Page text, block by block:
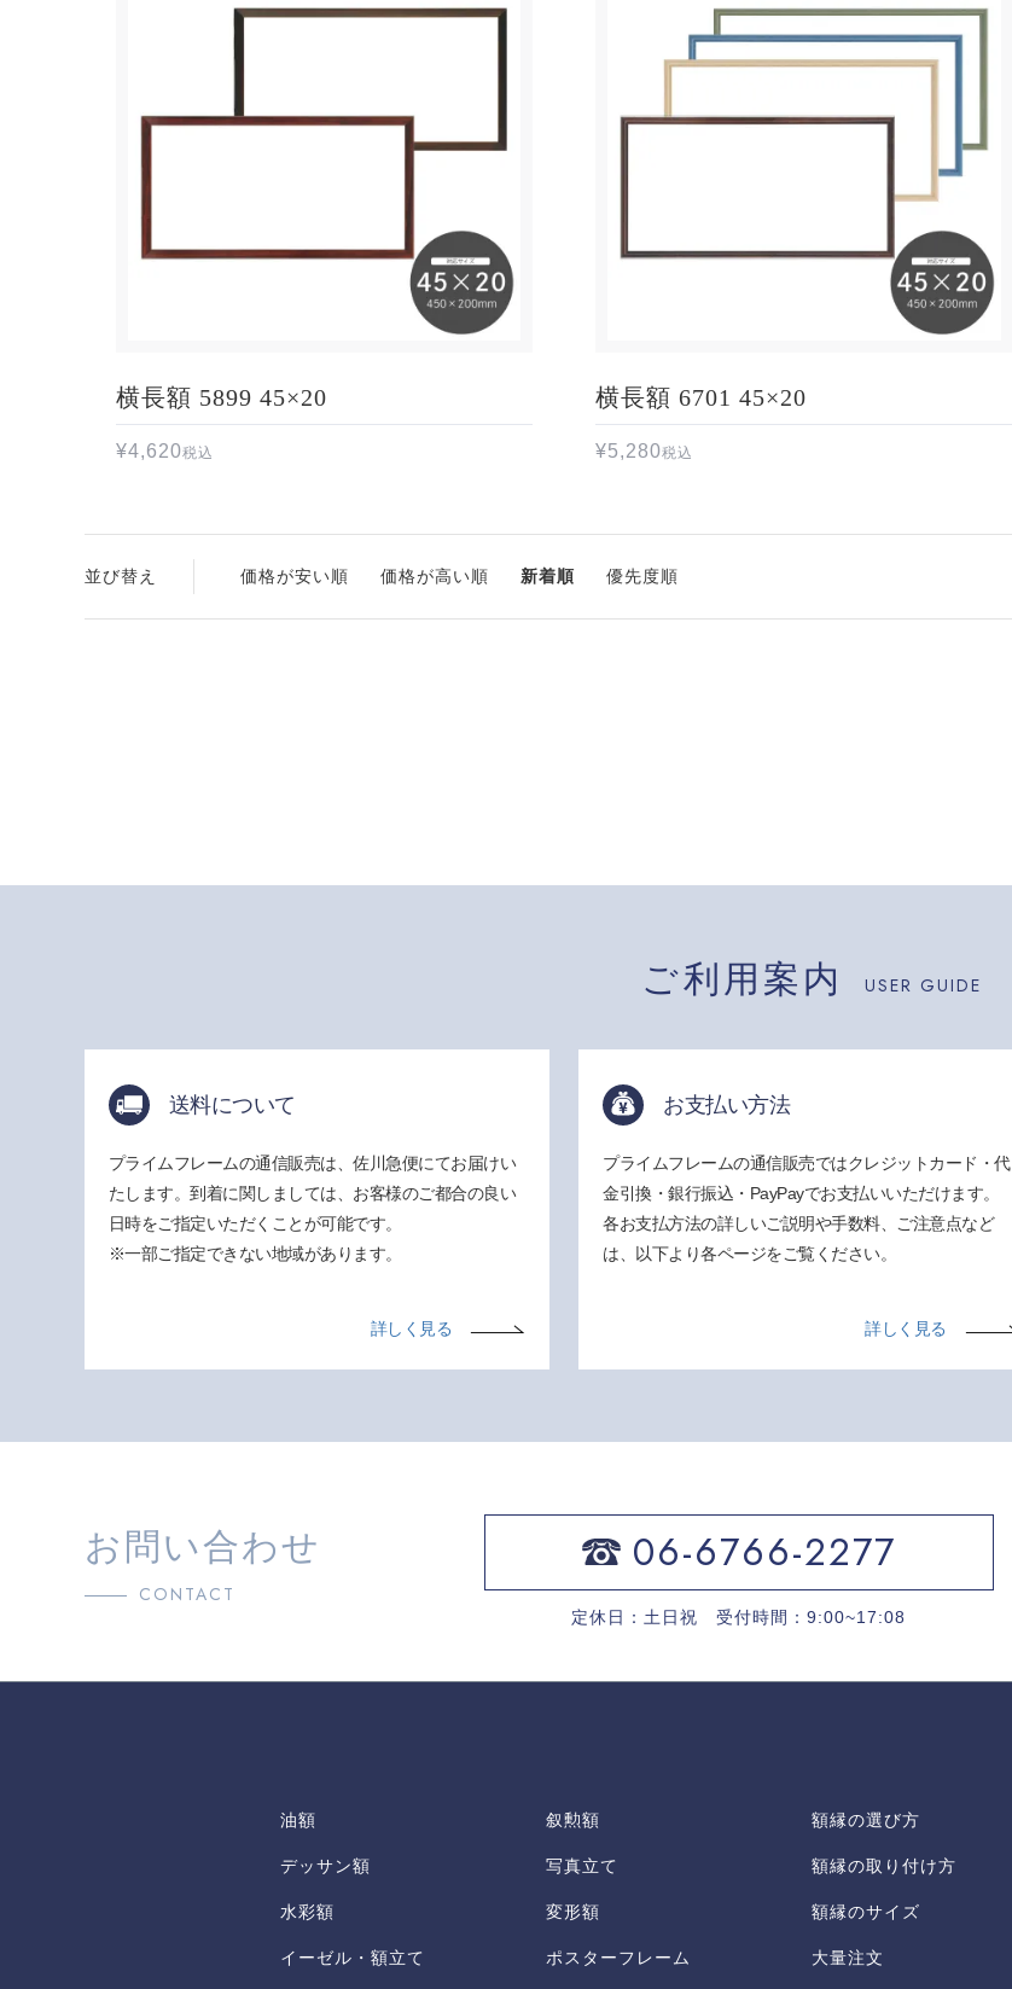
横長額 5899 45×20
¥4,620税込
横長額 6701 45×20
¥5,280税込
並び替え 価格が安い順 価格が高い順 新着順 優先度順
ご利用案内 USER GUIDE
送料について
プライムフレームの通信販売は、佐川急便にてお届けい
たします。到着に関しましては、お客様のご都合の良い
日時をご指定いただくことが可能です。
※一部ご指定できない地域があります。
詳しく見る
お支払い方法
プライムフレームの通信販売ではクレジットカード・代
金引換・銀行振込・PayPayでお支払いいただけます。
各お支払方法の詳しいご説明や手数料、ご注意点など
は、以下より各ページをご覧ください。
詳しく見る
お問い合わせ
CONTACT
06-6766-2277
定休日：土日祝 受付時間：9:00~17:08
油額 叙勲額
デッサン額 写真立て
水彩額 変形額
イーゼル・額立て ポスターフレーム
額縁の選び方
額縁の取り付け方
額縁のサイズ
大量注文